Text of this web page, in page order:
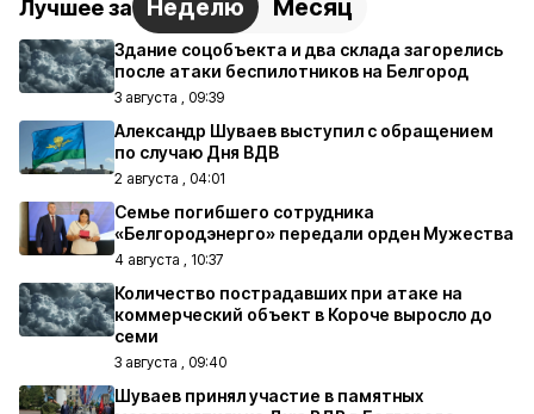
Лучшее за Неделю Месяц
Здание соцобъекта и два склада загорелись
после атаки беспилотников на Белгород
3 августа , 09:39
Александр Шуваев выступил с обращением
по случаю Дня ВДВ
2 августа , 04:01
Семье погибшего сотрудника
«Белгородэнерго» передали орден Мужества
4 августа , 10:37
Количество пострадавших при атаке на
коммерческий объект в Короче выросло до
семи
3 августа , 09:40
Шуваев принял участие в памятных